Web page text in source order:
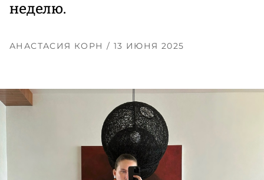
неделю.
АНАСТАСИЯ КОРН / 13 ИЮНЯ 2025